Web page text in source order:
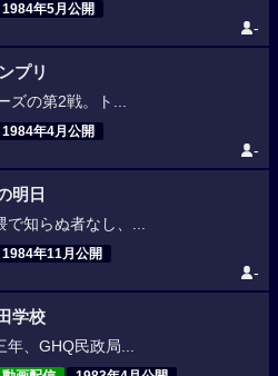
1984年5月公開
-
プリ
ズの第2戦。ト...
1984年4月公開
-
明日
で知らぬ者なし、...
1984年11月公開
-
学校
年、GHQ民政局...